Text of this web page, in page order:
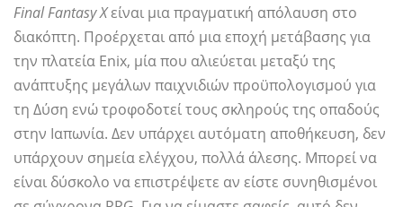
Final Fantasy Xείναι μια πραγματική απόλαυση στο
διακόπτη. Προέρχεται από μια εποχή μετάβασης για
την πλατεία Enix, μία που αλιεύεται μεταξύ της
ανάπτυξης μεγάλων παιχνιδιών προϋπολογισμού για
τη Δύση ενώ τροφοδοτεί τους σκληρούς της οπαδούς
στην Ιαπωνία. Δεν υπάρχει αυτόματη αποθήκευση, δεν
υπάρχουν σημεία ελέγχου, πολλά άλεσης. Μπορεί να
είναι δύσκολο να επιστρέψετε αν είστε συνηθισμένοι